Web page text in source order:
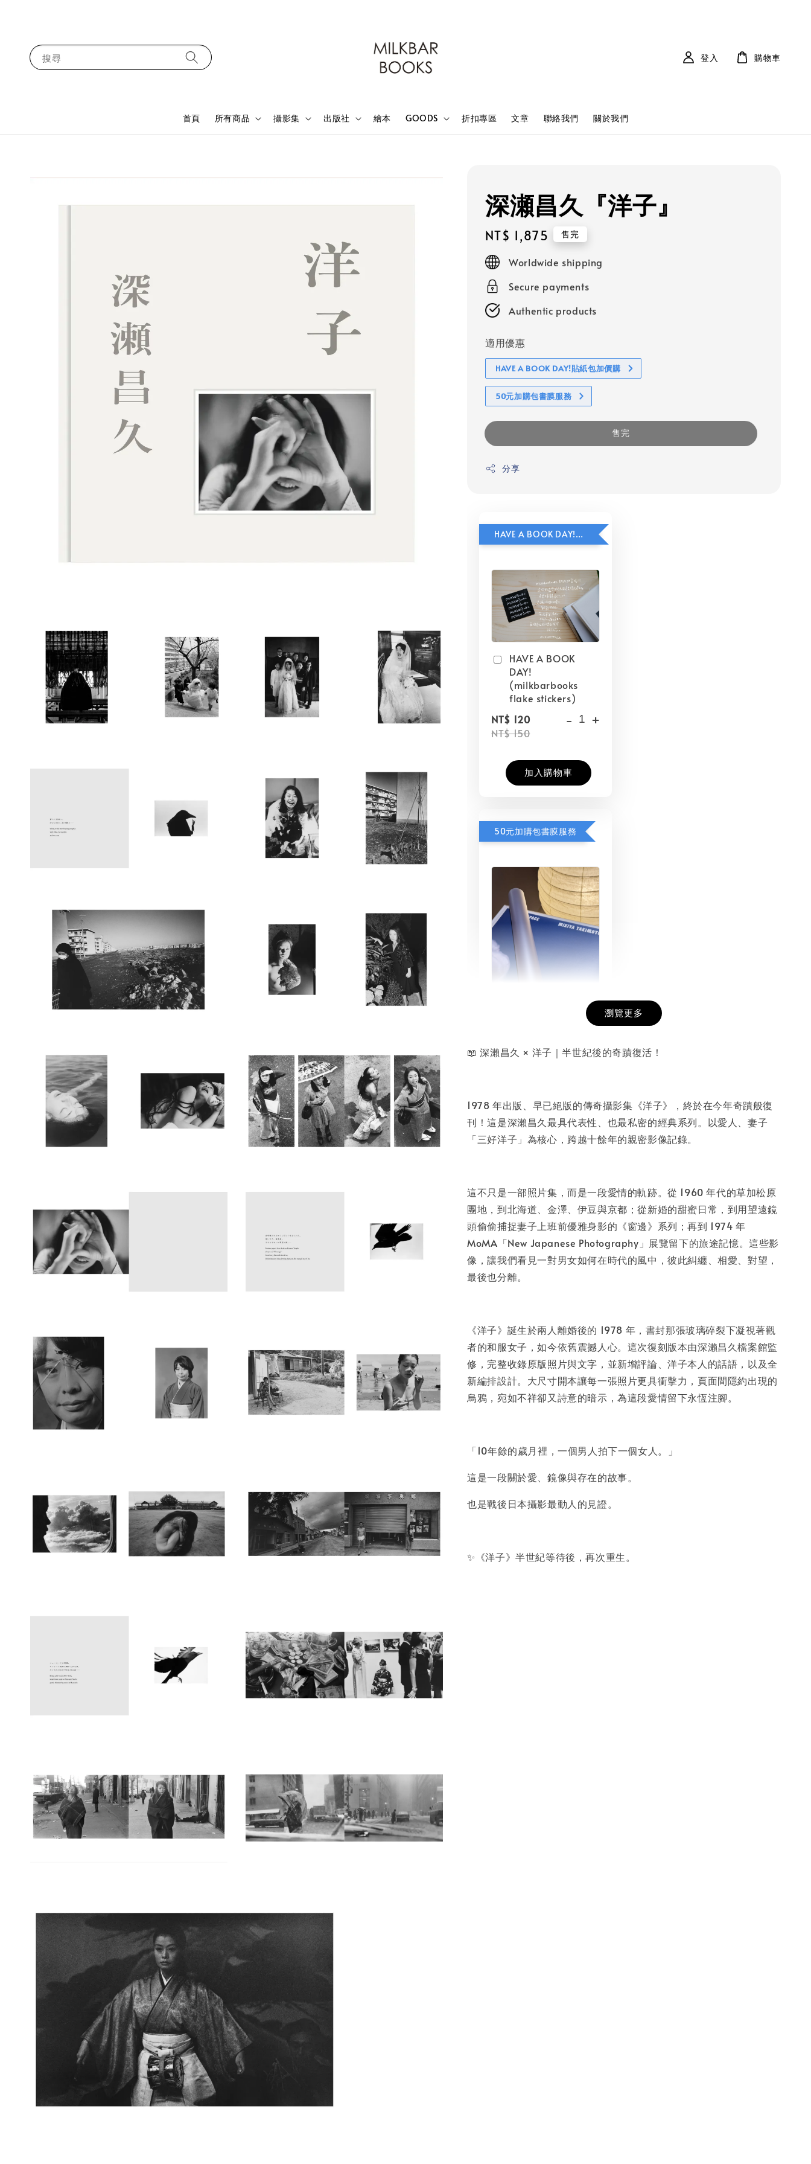
搜尋
首頁 所有商品 攝影集 出版社 繪本 GOODS 折扣專區 文章 聯絡我們 關於我們
登入 購物車
深瀬昌久『洋子』
Regular
price
NT$ 1,875 售完
Worldwide shipping
Secure payments
Authentic products
適用優惠
HAVE A BOOK DAY!貼紙包加價購
50元加購包書膜服務
售完
分享
HAVE A BOOK DAY!貼紙包加價購
HAVE A BOOK
DAY!
(milkbarbooks
flake stickers)
NT$ 120
NT$ 150
- +
加入購物車
50元加購包書膜服務
NT$ 50
- +
加入購物車
瀏覽更多
📖 深瀨昌久 × 洋子｜半世紀後的奇蹟復活！
1978 年出版、早已絕版的傳奇攝影集《洋子》，終於在今年奇蹟般復
刊！這是深瀨昌久最具代表性、也最私密的經典系列。以愛人、妻子
「三好洋子」為核心，跨越十餘年的親密影像記錄。
這不只是一部照片集，而是一段愛情的軌跡。從 1960 年代的草加松原
團地，到北海道、金澤、伊豆與京都；從新婚的甜蜜日常，到用望遠鏡
頭偷偷捕捉妻子上班前優雅身影的《窗邊》系列；再到 1974 年
MoMA「New Japanese Photography」展覽留下的旅途記憶。這些影
像，讓我們看見一對男女如何在時代的風中，彼此糾纏、相愛、對望，
最後也分離。
《洋子》誕生於兩人離婚後的 1978 年，書封那張玻璃碎裂下凝視著觀
者的和服女子，如今依舊震撼人心。這次復刻版本由深瀨昌久檔案館監
修，完整收錄原版照片與文字，並新增評論、洋子本人的話語，以及全
新編排設計。大尺寸開本讓每一張照片更具衝擊力，頁面間隱約出現的
烏鴉，宛如不祥卻又詩意的暗示，為這段愛情留下永恆注腳。
「10年餘的歲月裡，一個男人拍下一個女人。」
這是一段關於愛、鏡像與存在的故事。
也是戰後日本攝影最動人的見證。
✨《洋子》半世紀等待後，再次重生。